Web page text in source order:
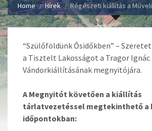
Home Hírek Régészeti kiállítás a
“Szülőföldünk Ősidőkben” –
a Tisztelt Lakosságot a Tragor Ignác
Vándorkiállításának megnyitójára.
A Megnyitót követően a kiállítás
tárlatvezetéssel megtekinthető a
időpontokban: